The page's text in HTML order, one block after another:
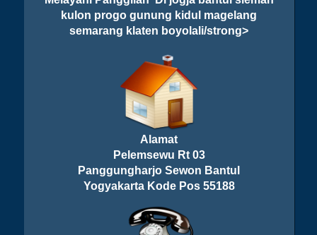
kulon progo gunung kidul magelang
semarang klaten boyolali/strong>
Alamat
Pelemsewu Rt 03
Panggungharjo Sewon Bantul
Yogyakarta Kode Pos 55188